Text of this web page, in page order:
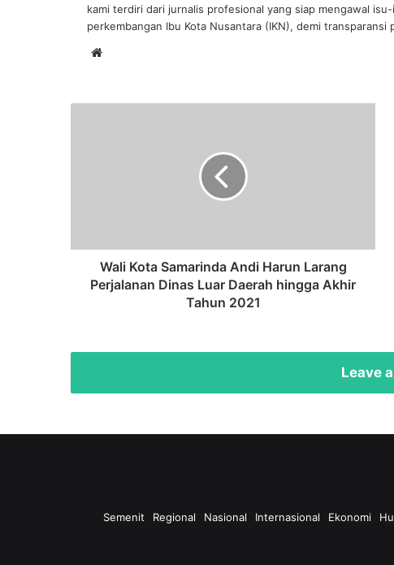
kami terdiri dari jurnalis profesional yang siap mengawal
perkembangan Ibu Kota Nusantara (IKN), demi transparansi
Luar
Daerah
hingga
Wali Kota Samarinda Andi Harun Larang
Perjalanan Dinas Luar Daerah hingga Akhir
Tahun 2021
Leave
Semenit Regional Nasional Internasional Ekonomi